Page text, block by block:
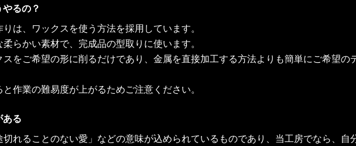
るの？
は、ワックスを使う方法を採用しています。
らかい素材で、完成品の型取りに使います。
をご希望の形に削るだけであり、金属を直接加工する方法よりも簡単にご希望の
作業の難易度が上がるためご注意ください。
ある
れることのない愛」などの意味が込められているものであり、当工房でなら、自